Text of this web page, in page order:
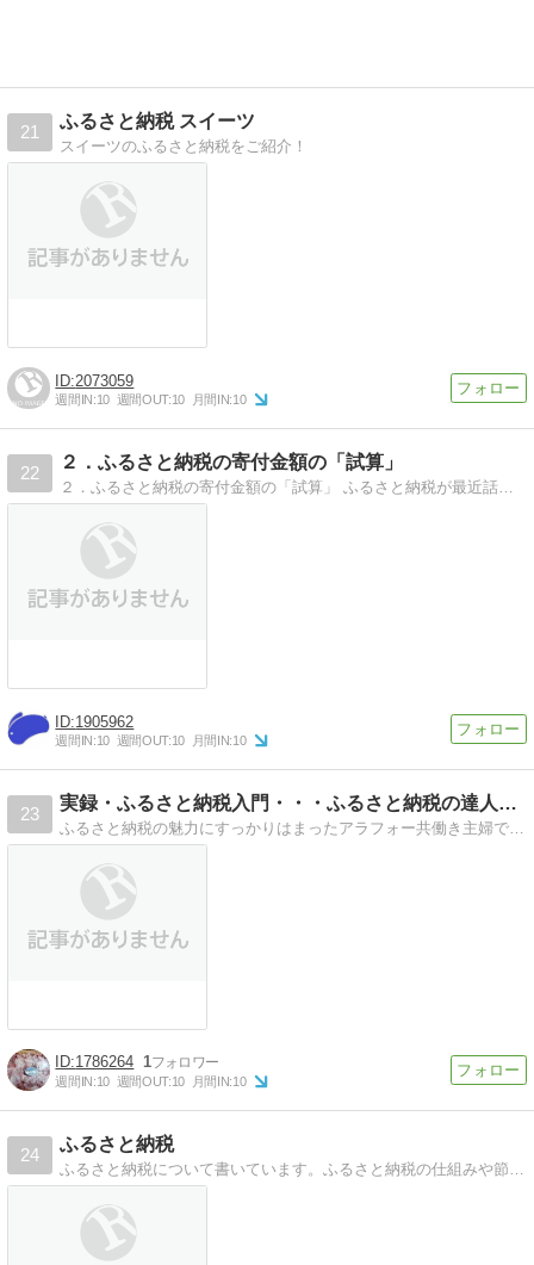
21
ふるさと納税 スイーツ
スイーツのふるさと納税をご紹介！
2073059
週間IN:10 週間OUT:10 月間IN:10
22
２．ふるさと納税の寄付金額の「試算」
２．ふるさと納税の寄付金額の「試算」 ふるさと納税が最近話題になってきてます。 皆さんも寄付して＆税金が浮いて＆美味しいもの貰ってが楽しみだと思います しか…
1905962
週間IN:10 週間OUT:10 月間IN:10
23
実録・ふるさと納税入門・・・ふるさと納税の達人目指して
ふるさと納税の魅力にすっかりはまったアラフォー共働き主婦です。おすすめ、感想、ランキング、還元率などお役立ち情報を発信していきます。
1786264 1
週間IN:10 週間OUT:10 月間IN:10
24
ふるさと納税
ふるさと納税について書いています。ふるさと納税の仕組みや節税効果、確定申告の方法など書いていますので、これからふるさと納税をしようと思ってる方は参考にしてくださ